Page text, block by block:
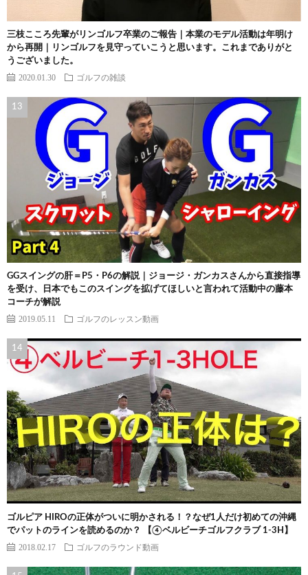
三枝こころ先輩がリンゴルフ卒業のご報告｜本業のモデル活動は年明け
から再開｜リンゴルフを見守っていこうと思います。これまでありがと
うございました。
2020.01.30 ゴルフの雑談
GGスイングの肝＝P5・P6の解説｜ジョージ・ガンカスさんから直接指導
を受け、日本でもこのスイングを拡げてほしいと言われて活動中の藤本
コーチが解説
2019.05.11 ゴルフのレッスン動画
ゴルピア HIROの正体がついに明かされる！？なぜ1人だけ初めての沖縄
でパットのラインを読めるのか？ 【④ベルビーチゴルフクラブ 1-3H】
2018.02.17 ゴルフのラウンド動画